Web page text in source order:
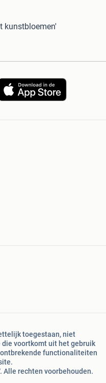
kunstbloemen'
toegestaan, niet
voortkomt uit het gebruik
functionaliteiten
Alle rechten voorbehouden.